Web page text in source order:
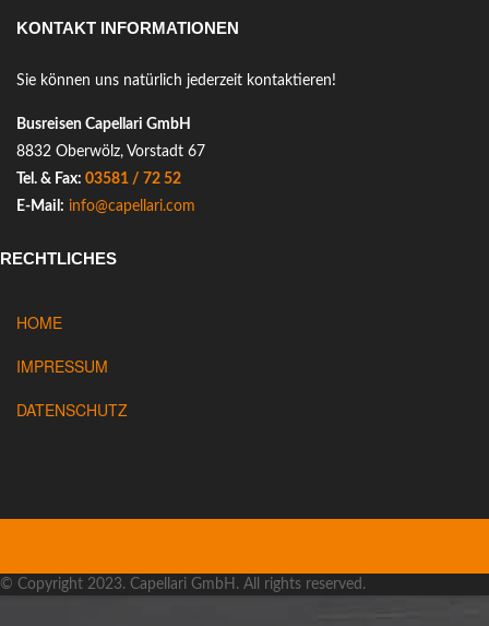
KONTAKT INFORMATIONEN
Sie können uns natürlich jederzeit kontaktieren!
Busreisen Capellari GmbH
8832 Oberwölz, Vorstadt 67
Tel. & Fax: 03581 / 72 52
E-Mail: info@capellari.com
RECHTLICHES
HOME
IMPRESSUM
DATENSCHUTZ
© Copyright 2023. Capellari GmbH. All rights reserved.